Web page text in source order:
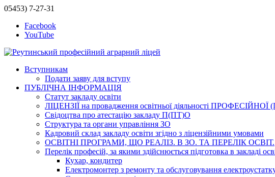
05453) 7-27-31
Facebook
YouTube
Вступникам
Подати заяву для вступу
ПУБЛІЧНА ІНФОРМАЦІЯ
Статут закладу освіти
ЛІЦЕНЗІЇ на провадження освітньої діяльності
Свідоцтва про атестацію закладу П(ПТ)О
Структура та органи управління ЗО
Кадровий склад закладу освіти згідно з ліцензійними умовами
ОСВІТНІ ПРОГРАМИ, ЩО РЕАЛІЗ. В ЗО. ТА ПЕРЕЛІК ОСВІТ.
Перелік професій, за якими здійснюється підготовка в закладі
Кухар, кондитер
Електромонтер з ремонту та обслуговування